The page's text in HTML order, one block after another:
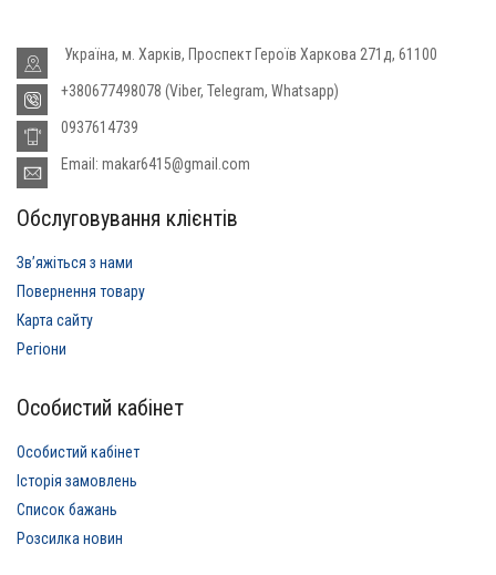
Україна, м. Харків, Проспект Героїв Харкова 271д, 61100
+380677498078 (Viber, Telegram, Whatsapp)
0937614739
Email: makar6415@gmail.com
Обслуговування клієнтів
Звʼяжіться з нами
Повернення товару
Карта сайту
Регіони
Особистий кабінет
Особистий кабінет
Історія замовлень
Список бажань
Розсилка новин